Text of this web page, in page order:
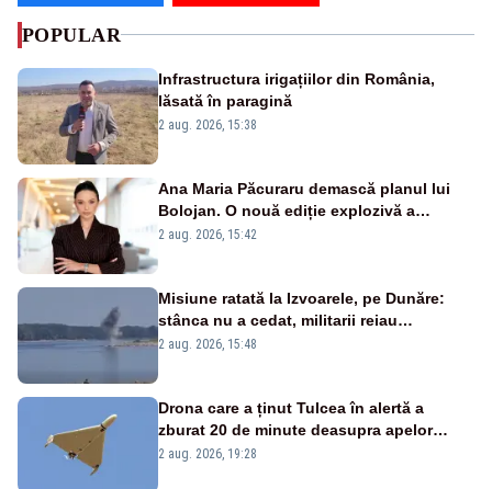
POPULAR
Infrastructura irigațiilor din România,
lăsată în paragină
2 aug. 2026, 15:38
Ana Maria Păcuraru demască planul lui
Bolojan. O nouă ediție explozivă a
emisiunii „Miza Zilei” la Realitatea PLUS
2 aug. 2026, 15:42
Misiune ratată la Izvoarele, pe Dunăre:
stânca nu a cedat, militarii reiau
detonările luni – VIDEO
2 aug. 2026, 15:48
Drona care a ținut Tulcea în alertă a
zburat 20 de minute deasupra apelor
României. Au fost ridicate două F-16
2 aug. 2026, 19:28